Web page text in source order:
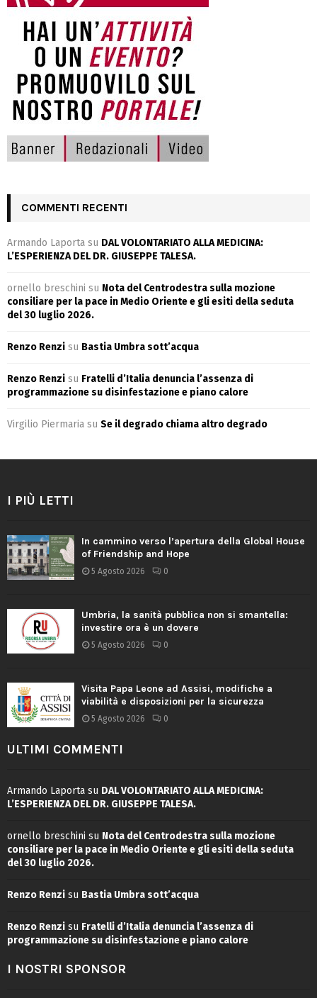
COMMENTI RECENTI
Armando Laporta su DAL VOLONTARIATO ALLA MEDICINA:
L’ESPERIENZA DEL DR. GIUSEPPE TALESA.
ornello breschini su Nota del Centrodestra sulla mozione
consiliare per la pace in Medio Oriente e gli esiti della seduta
del 30 luglio 2026.
Renzo Renzi su Bastia Umbra sott’acqua
Renzo Renzi su Fratelli d’Italia denuncia l’assenza di
programmazione su disinfestazione e piano calore
Virgilio Piermaria su Se il degrado chiama altro degrado
I PIÙ LETTI
In cammino verso l’apertura della Global House
of Friendship and Hope
5 Agosto 2026 0
Umbria, la sanità pubblica non si smantella:
investire ora è un dovere
5 Agosto 2026 0
Visita Papa Leone ad Assisi, modifiche a
viabilità e disposizioni per la sicurezza
5 Agosto 2026 0
ULTIMI COMMENTI
Armando Laporta su DAL VOLONTARIATO ALLA MEDICINA:
L’ESPERIENZA DEL DR. GIUSEPPE TALESA.
ornello breschini su Nota del Centrodestra sulla mozione
consiliare per la pace in Medio Oriente e gli esiti della seduta
del 30 luglio 2026.
Renzo Renzi su Bastia Umbra sott’acqua
Renzo Renzi su Fratelli d’Italia denuncia l’assenza di
programmazione su disinfestazione e piano calore
I NOSTRI SPONSOR